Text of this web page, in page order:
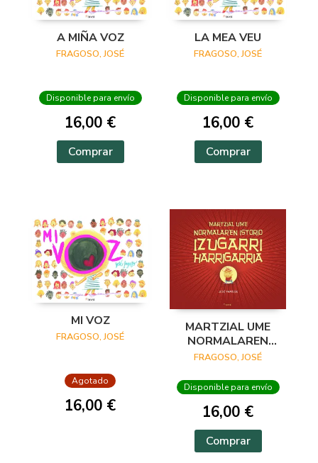
A MIÑA VOZ
FRAGOSO, JOSÉ
Disponible para envío
16,00 €
Comprar
LA MEA VEU
FRAGOSO, JOSÉ
Disponible para envío
16,00 €
Comprar
MI VOZ
FRAGOSO, JOSÉ
Agotado
16,00 €
MARTZIAL UME
NORMALAREN
ISTORIO IZUGARRI
FRAGOSO, JOSÉ
Disponible para envío
16,00 €
Comprar